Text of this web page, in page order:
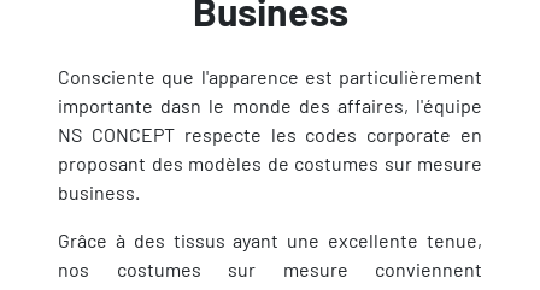
Business
Consciente que l'apparence est particulièrement
importante dasn le monde des affaires, l'équipe
NS CONCEPT respecte les codes corporate en
proposant des modèles de costumes sur mesure
business.
Grâce à des tissus ayant une excellente tenue,
nos costumes sur mesure conviennent